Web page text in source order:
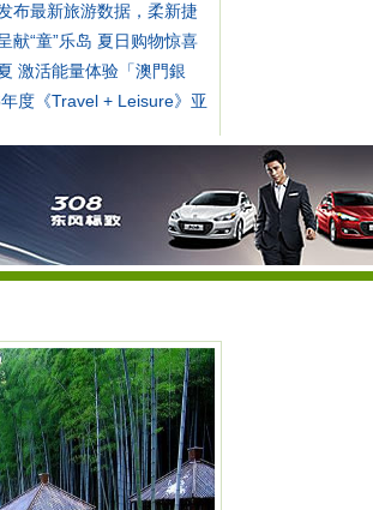
布最新旅游数据，柔新捷
献“童”乐岛 夏日购物惊喜
激活能量体验「澳門銀
度《Travel + Leisure》亚